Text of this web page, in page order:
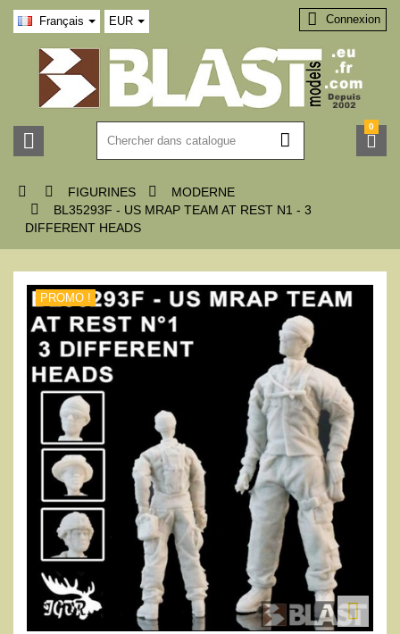
Français EUR
 
 Connexion

0
  FIGURINES  MODERNE

BL35293F - US MRAP TEAM AT REST N1 - 3
DIFFERENT HEADS

PROMO !